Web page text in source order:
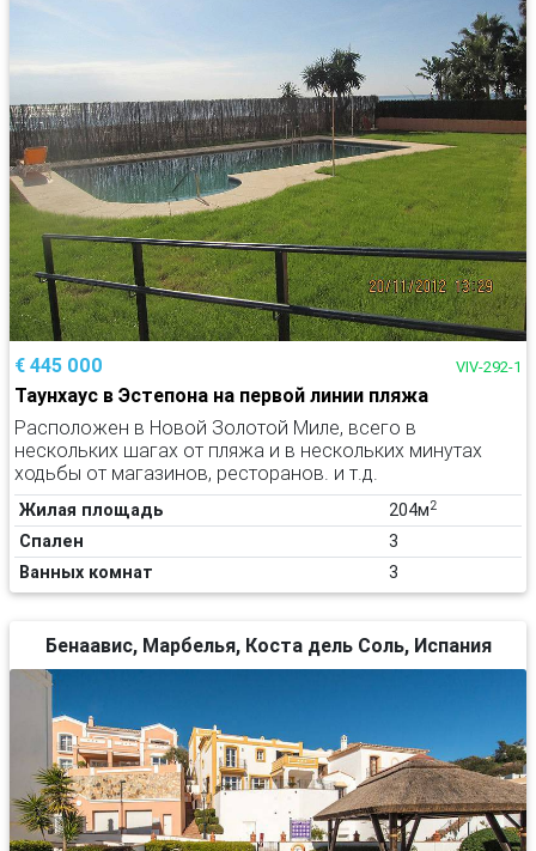
€ 445 000 VIV-292-1
Таунхаус в Эстепона на первой линии пляжа
Расположен в Новой Золотой Миле, всего в
нескольких шагах от пляжа и в нескольких минутах
ходьбы от магазинов, ресторанов. и т.д.
Жилая площадь 204м2
Спален
3
Ванных комнат
3
Бенаавис, Марбелья, Коста дель Соль, Испания